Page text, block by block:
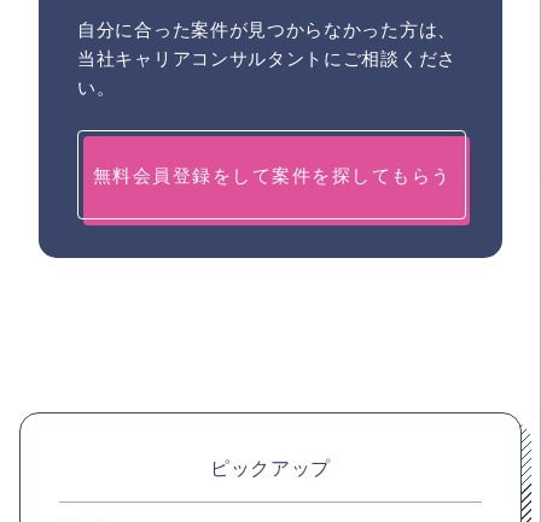
自分に合った案件が見つからなかった方は、
当社キャリアコンサルタントにご相談くださ
い。
無料会員登録をして案件を探してもらう
ピックアップ